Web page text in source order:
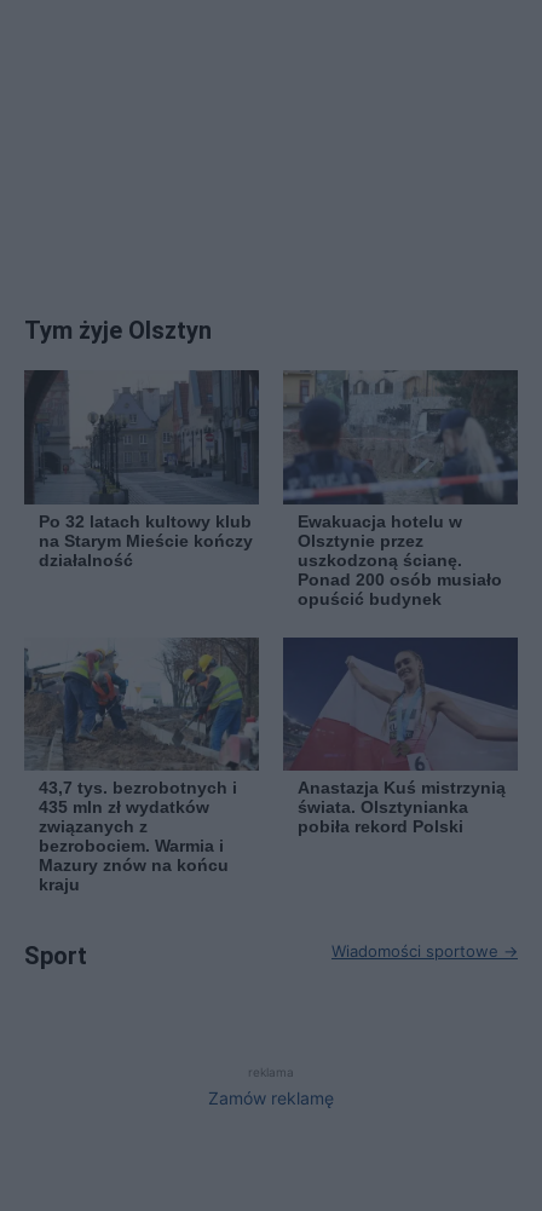
Tym żyje Olsztyn
Po 32 latach kultowy klub
na Starym Mieście kończy
działalność
Ewakuacja hotelu w
Olsztynie przez
uszkodzoną ścianę.
Ponad 200 osób musiało
opuścić budynek
43,7 tys. bezrobotnych i
435 mln zł wydatków
związanych z
bezrobociem. Warmia i
Mazury znów na końcu
kraju
Anastazja Kuś mistrzynią
świata. Olsztynianka
pobiła rekord Polski
Sport Wiadomości sportowe →
reklama
Zamów reklamę